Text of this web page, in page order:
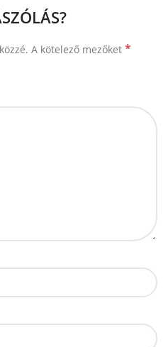
A kötelező mezőket *